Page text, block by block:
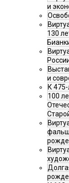
и
130
и
К
100